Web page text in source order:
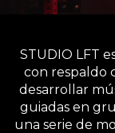
STUDIO LFT
con respaldo
desarrollar
guiadas en
una serie de